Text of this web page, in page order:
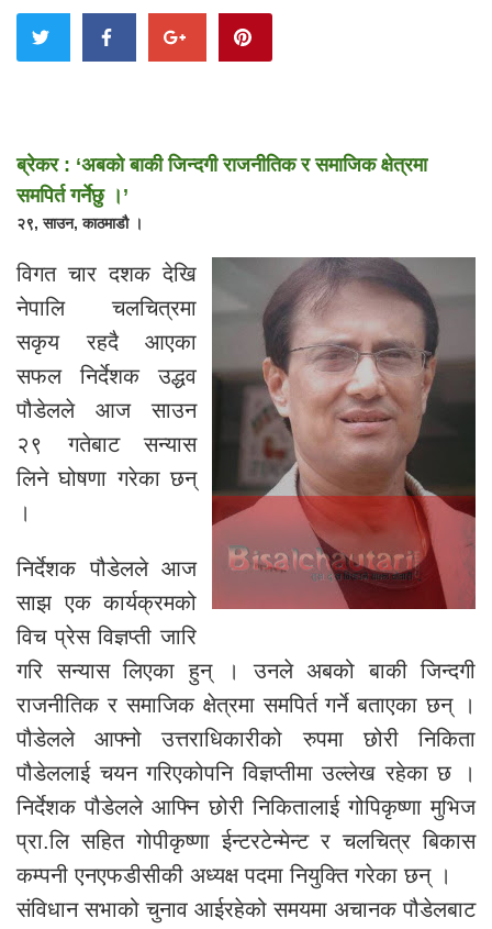
ब्रेकर : ‘अबको बाकी जिन्दगी राजनीतिक र समाजिक क्षेत्रमा
समपिर्त गर्नेछु ।’
२९, साउन, काठमाडौ ।
विगत चार दशक देखि
नेपालि चलचित्रमा
सकृय रहदै आएका
सफल निर्देशक उद्धव
पौडेलले आज साउन
२९ गतेबाट सन्यास
लिने घोषणा गरेका छन्
।
निर्देशक पौडेलले आज
साझ एक कार्यक्रमको
विच प्रेस विज्ञप्ती जारि
गरि सन्यास लिएका हुन् । उनले अबको बाकी जिन्दगी
राजनीतिक र समाजिक क्षेत्रमा समपिर्त गर्ने बताएका छन् ।
पौडेलले आफ्नो उत्तराधिकारीको रुपमा छोरी निकिता
पौडेललाई चयन गरिएकोपनि विज्ञप्तीमा उल्लेख रहेका छ ।
निर्देशक पौडेलले आफ्नि छोरी निकितालाई गोपिकृष्णा मुभिज
प्रा.लि सहित गोपीकृष्णा ईन्टरटेन्मेन्ट र चलचित्र बिकास
कम्पनी एनएफडीसीकी अध्यक्ष पदमा नियुक्ति गरेका छन् ।
संविधान सभाको चुनाव आईरहेको समयमा अचानक पौडेलबाट